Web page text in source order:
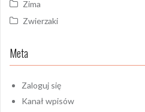
Zima
Zwierzaki
Meta
Zaloguj się
Kanał wpisów